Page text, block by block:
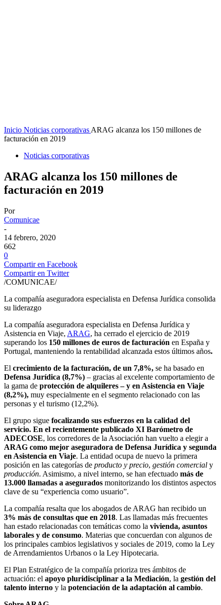
Inicio Noticias corporativas ARAG alcanza los 150 millones de
facturación en 2019
Noticias corporativas
ARAG alcanza los 150 millones de
facturación en 2019
Por
Comunicae
-
14 febrero, 2020
662
0
Compartir en Facebook
Compartir en Twitter
/COMUNICAE/
La compañía aseguradora especialista en Defensa Jurídica consolida
su liderazgo
La compañía aseguradora especialista en Defensa Jurídica y
Asistencia en Viaje, ARAG, ha cerrado el ejercicio de 2019
superando los 150 millones de euros de facturación en España y
Portugal, manteniendo la rentabilidad alcanzada estos últimos años.
El crecimiento de la facturación, de un 7,8%, se ha basado en
Defensa Jurídica (8,7%) – gracias al excelente comportamiento de
la gama de protección de alquileres – y en Asistencia en Viaje
(8,2%), muy especialmente en el segmento relacionado con las
personas y el turismo (12,2%).
El grupo sigue focalizando sus esfuerzos en la calidad del
servicio. En el recientemente publicado XI Barómetro de
ADECOSE, los corredores de la Asociación han vuelto a elegir a
ARAG como mejor aseguradora de Defensa Jurídica y segunda
en Asistencia en Viaje. La entidad ocupa de nuevo la primera
posición en las categorías de producto y precio, gestión comercial y
producción. Asimismo, a nivel interno, se han efectuado más de
13.000 llamadas a asegurados monitorizando los distintos aspectos
clave de su “experiencia como usuario”.
La compañía resalta que los abogados de ARAG han recibido un
3% más de consultas que en 2018. Las llamadas más frecuentes
han estado relacionadas con temáticas como la vivienda, asuntos
laborales y de consumo. Materias que concuerdan con algunos de
los principales cambios legislativos y sociales de 2019, como la Ley
de Arrendamientos Urbanos o la Ley Hipotecaria.
El Plan Estratégico de la compañía prioriza tres ámbitos de
actuación: el apoyo pluridisciplinar a la Mediación, la gestión del
talento interno y la potenciación de la adaptación al cambio.